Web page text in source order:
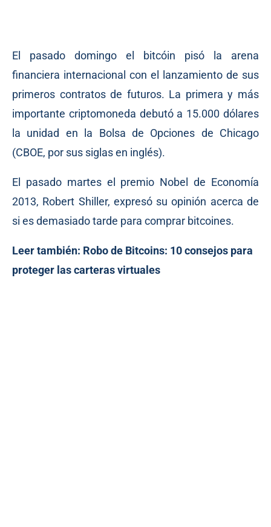
El pasado domingo el bitcóin pisó la arena
financiera internacional con el lanzamiento de sus
primeros contratos de futuros. La primera y más
importante criptomoneda debutó a 15.000 dólares
la unidad en la Bolsa de Opciones de Chicago
(CBOE, por sus siglas en inglés).
El pasado martes el premio Nobel de Economía
2013, Robert Shiller, expresó su opinión acerca de
si es demasiado tarde para comprar bitcoines.
Leer también: Robo de Bitcoins: 10 consejos para
proteger las carteras virtuales